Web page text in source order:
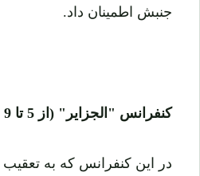
جنبش اطمینان داد.
کنفرانس "الجزایر" (از 5 تا 9 سپتمبر 1973) :